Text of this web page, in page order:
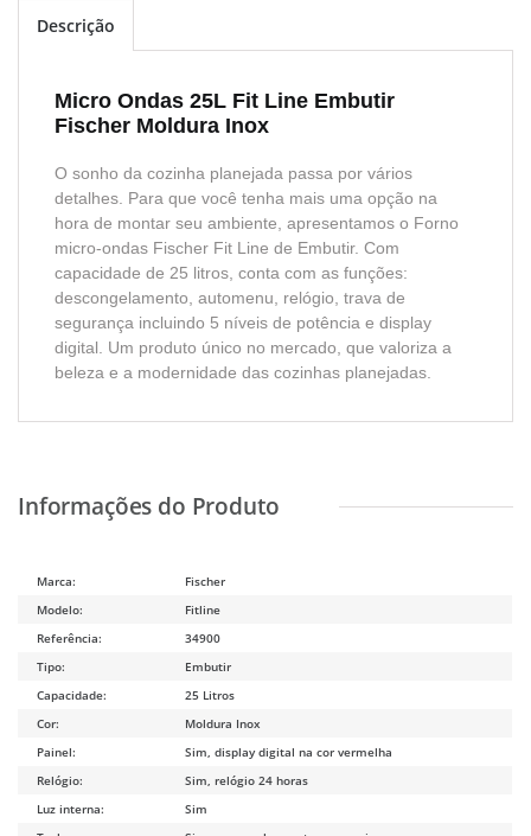
Descrição
Micro Ondas 25L Fit Line Embutir
Fischer Moldura Inox
O sonho da cozinha planejada passa por vários
detalhes. Para que você tenha mais uma opção na
hora de montar seu ambiente, apresentamos o Forno
micro-ondas Fischer Fit Line de Embutir. Com
capacidade de 25 litros, conta com as funções:
descongelamento, automenu, relógio, trava de
segurança incluindo 5 níveis de potência e display
digital. Um produto único no mercado, que valoriza a
beleza e a modernidade das cozinhas planejadas.
Marca:
Fischer
Modelo:
Fitline
Referência:
34900
Tipo:
Embutir
Capacidade:
25 Litros
Cor:
Moldura Inox
Painel:
Sim, display digital na cor vermelha
Relógio:
Sim, relógio 24 horas
Luz interna:
Sim